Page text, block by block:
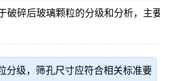
破碎后玻璃颗粒的分级和分析，主要
分级，筛孔尺寸应符合相关标准要